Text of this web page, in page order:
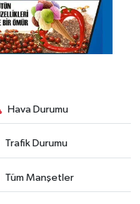
Hava Durumu
Trafik Durumu
Tüm Manşetler